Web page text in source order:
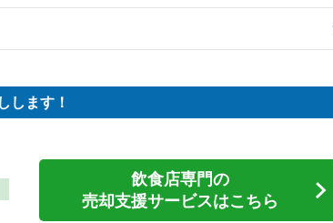
します！
飲食店専門の
売却支援サービスはこちら